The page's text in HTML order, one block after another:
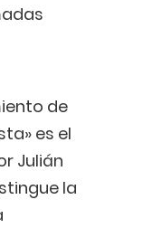
de
es el
Julián
la